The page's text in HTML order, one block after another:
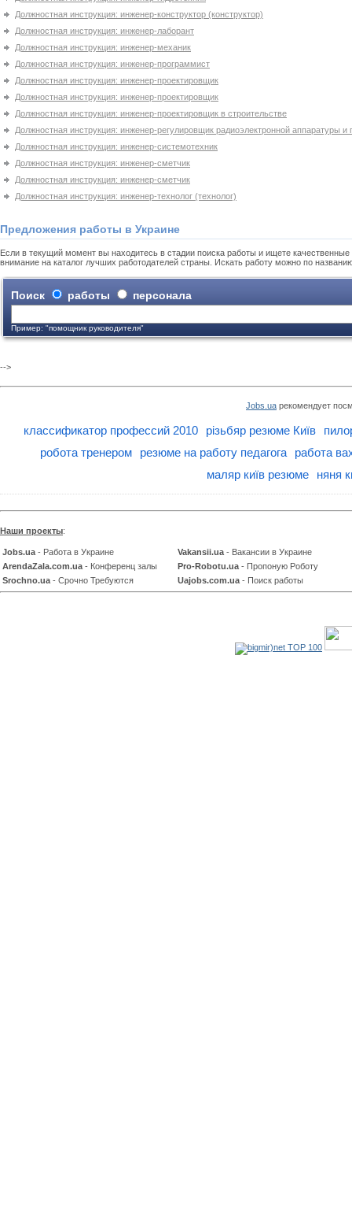
Должностная инструкция: инженер-конструктор (конструктор)
Должностная инструкция: инженер-лаборант
Должностная инструкция: инженер-механик
Должностная инструкция: инженер-программист
Должностная инструкция: инженер-проектировщик
Должностная инструкция: инженер-проектировщик
Должностная инструкция: инженер-проектировщик в строительстве
Должностная инструкция: инженер-регулировщик радиоэлектронной аппаратуры и
Должностная инструкция: инженер-системотехник
Должностная инструкция: инженер-сметчик
Должностная инструкция: инженер-сметчик
Должностная инструкция: инженер-технолог (технолог)
Предложения работы в Украине
Если в текущий момент вы находитесь в стадии поиска работы и ищете
внимание на каталог лучших работодателей страны. Искать работу можно по
Поиск работы персонала
Пример: "помощник руководителя"
-->
Jobs.ua рекомендует
классификатор профессий 2010 різьбяр резюме Київ
робота тренером
резюме на работу педагога
работа
маляр київ резюме
няня
Наши проекты:
Jobs.ua - Работа в Украине Vakansii.ua - Вакансии в Украине
ArendaZala.com.ua - Конференц залы Pro-Robotu.ua - Пропоную Роботу
Srochno.ua - Срочно Требуются Uajobs.com.ua - Поиск работы